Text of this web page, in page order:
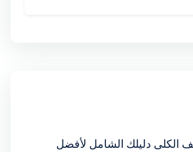
الكلى دليلك الشامل لأفضل